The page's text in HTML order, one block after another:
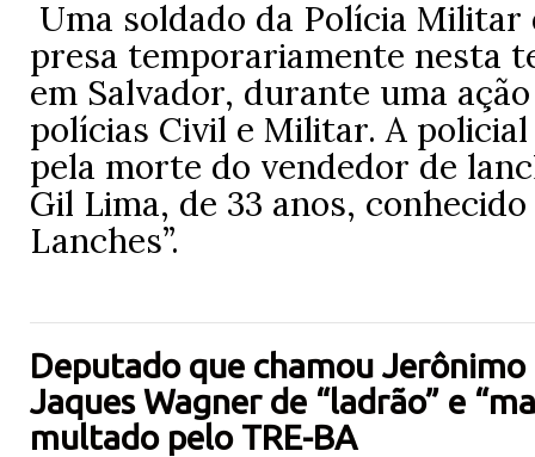
Uma soldado da Polícia Militar
presa temporariamente nesta
em Salvador, durante uma
polícias Civil e Militar. A
pela morte do vendedor de
Gil Lima, de 33 anos, conhecido
Lanches”.
Deputado que chamou Jerônimo
Jaques Wagner de “ladrão” e
multado pelo TRE-BA